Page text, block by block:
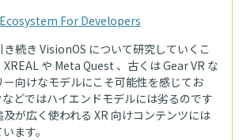
For Developers
続き VisionOS について研究していくこ
や Meta Quest 、古くは Gear VR な
ー向けなモデルにこそ可能性を感じてお
どではハイエンドモデルには劣るのです
が広く使われる XR 向けコンテンツには
ます。